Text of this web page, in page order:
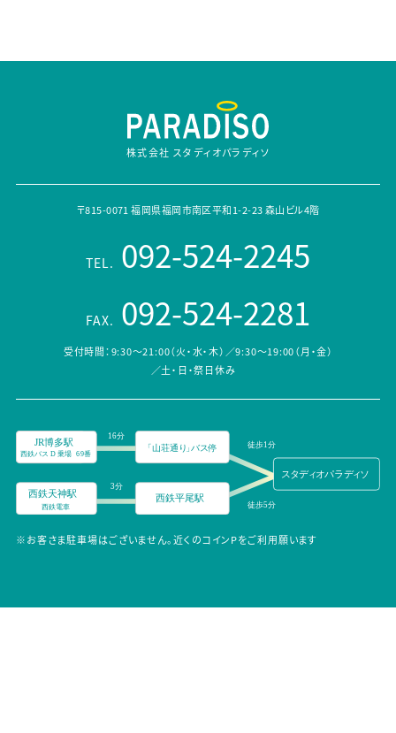
株式会社 スタディオパラディソ
〒815-0071 福岡県福岡市南区平和1-2-23 森山ビル4階
TEL. 092-524-2245
FAX. 092-524-2281
受付時間：9:30～21:00（火・水・木）／9:30～19:00（月・金）
／土・日・祭日休み
※お客さま駐車場はございません。近くのコインPをご利用願います